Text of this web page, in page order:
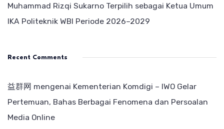
Muhammad Rizqi Sukarno Terpilih sebagai Ketua Umum
IKA Politeknik WBI Periode 2026–2029
Recent Comments
益群网 mengenai Kementerian Komdigi – IWO Gelar
Pertemuan, Bahas Berbagai Fenomena dan Persoalan
Media Online